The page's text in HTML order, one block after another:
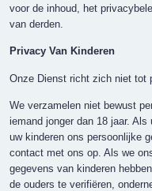
voor de inhoud, het
van derden.
Privacy Van Kinderen
Onze Dienst richt zich niet tot
We verzamelen niet bewust
iemand jonger dan 18 jaar.
uw kinderen ons persoonlijke
contact met ons op. Als we
gegevens van kinderen
de ouders te verifiëren,